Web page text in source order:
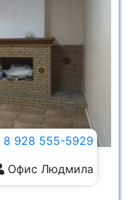
8 928 555-5929
Офис Людмила